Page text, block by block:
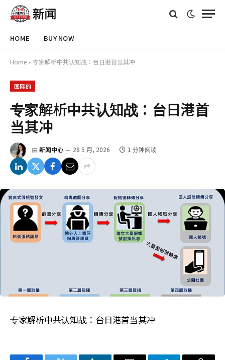
HOME BUY NOW
Home » 专家解析中共认知战：台日港首当其冲
国际的
专家解析中共认知战：台日港首
当其冲
由 新闻中心 28 5 月, 2026 1 分钟阅读
专家解析中共认知战：台日港首当其冲